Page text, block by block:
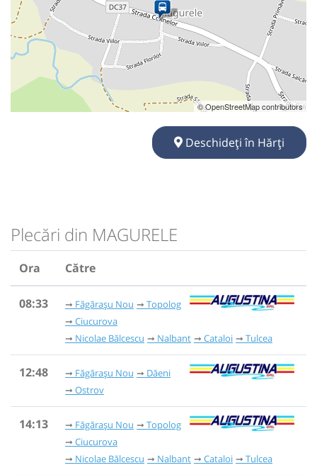
© OpenStreetMap contributors
Deschideți în Hărți
Plecări din MAGURELE
Ora Către
08:33 Făgărașu Nou
Topolog
Ciucurova
Nicolae Bălcescu
Nalbant Cataloi Tulcea
12:48 Făgărașu Nou
Dăeni
Ostrov
14:13 Făgărașu Nou
Topolog
Ciucurova
Nicolae Bălcescu
Nalbant Cataloi Tulcea